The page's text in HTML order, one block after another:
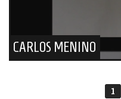
CARLOS MENINO
1